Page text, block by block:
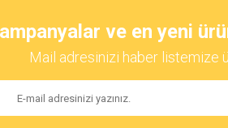
ve en yeni
Mail adresinizi haber listemize